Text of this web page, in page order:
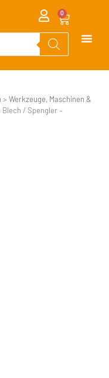
0
> Werkzeuge, Maschinen &
/ Spengler –